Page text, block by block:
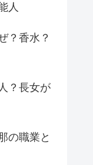
人
？香水？
？長女が
の職業と